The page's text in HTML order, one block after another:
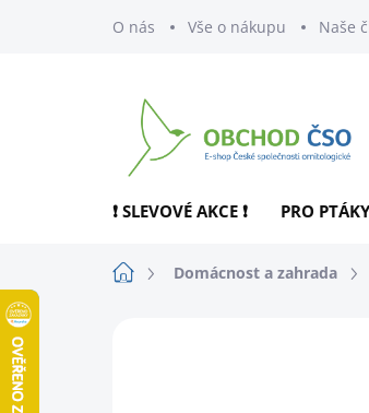
O nás Vše o nákupu Naše
❗ SLEVOVÉ AKCE ❗ PRO PTÁKY
DomůDomácnost a zahrada